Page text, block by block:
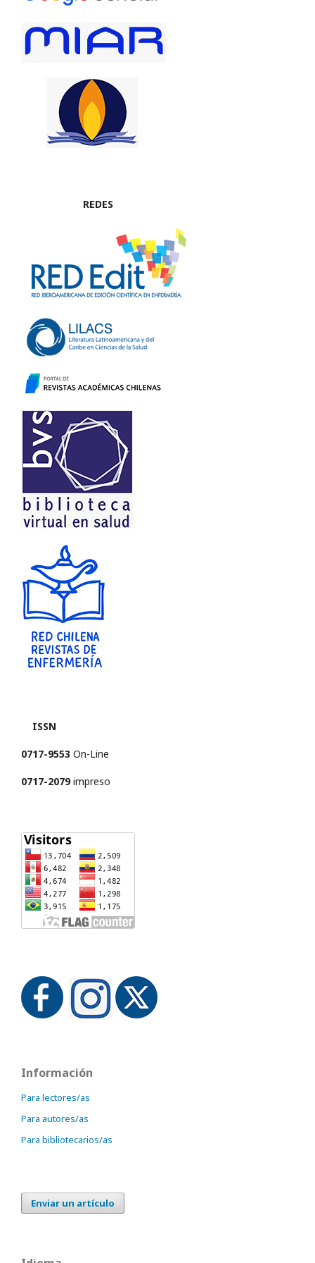
REDES
ISSN
0717-9553 On-Line
0717-2079impreso
Información
Para lectores/as
Para autores/as
Para bibliotecarios/as
Enviar un artículo